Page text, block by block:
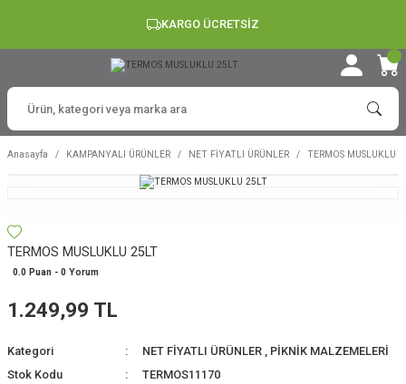
KARGO ÜCRETSİZ
Anasayfa KAMPANYALI ÜRÜNLER NET FİYATLI ÜRÜNLER TERMOS MUSLUKLU
TERMOS MUSLUKLU 25LT
0.0 Puan - 0 Yorum
1.249,99 TL
Kategori NET FİYATLI ÜRÜNLER , PİKNİK MALZEMELERİ
Stok Kodu
TERMOS11170